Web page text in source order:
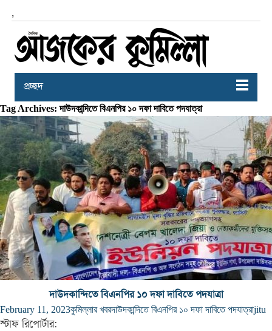
,
প্রচ্ছদ
Tag Archives: দাউদকান্দিতে বিএনপির ১০ দফা দাবিতে পদযাত্রা
দাউদকান্দিতে বিএনপির ১০ দফা দাবিতে পদযাত্রা
February 11, 2023কুমিল্লার খবরদাউদকান্দিতে বিএনপির ১০ দফা দাবিতে পদযাত্রাjitu
স্টাফ রিপোর্টার: